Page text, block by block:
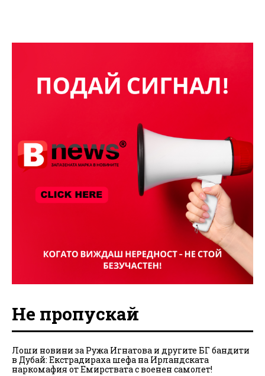
Не пропускай
Лоши новини за Ружа Игнатова и другите БГ бандити
в Дубай: Екстрадираха шефа на Ирландската
наркомафия от Емирствата с военен самолет!